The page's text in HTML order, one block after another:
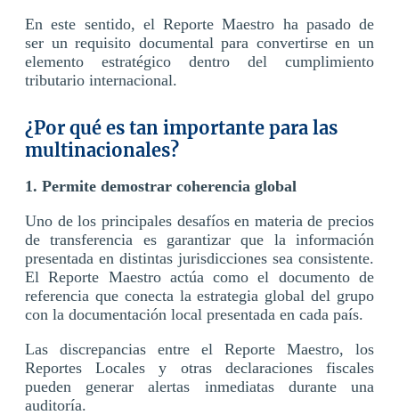
En este sentido, el Reporte Maestro ha pasado de
ser un requisito documental para convertirse en un
elemento estratégico dentro del cumplimiento
tributario internacional.
¿Por qué es tan importante para las
multinacionales?
1. Permite demostrar coherencia global
Uno de los principales desafíos en materia de precios
de transferencia es garantizar que la información
presentada en distintas jurisdicciones sea consistente.
El Reporte Maestro actúa como el documento de
referencia que conecta la estrategia global del grupo
con la documentación local presentada en cada país.
Las discrepancias entre el Reporte Maestro, los
Reportes Locales y otras declaraciones fiscales
pueden generar alertas inmediatas durante una
auditoría.